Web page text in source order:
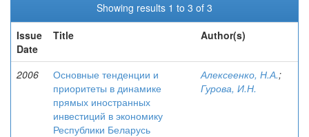
Showing results 1 to 3 of 3
Issue
Date
Title Author(s)
2006
Основные тенденции и
приоритеты в динамике
прямых иностранных
инвестиций в экономику
Республики Беларусь
Алексеенко, Н.А.;
Гурова, И.Н.